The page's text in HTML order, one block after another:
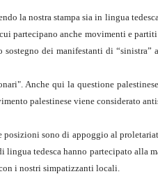
la nostra stampa sia in lingua
partecipano anche movimenti e partiti
dei manifestanti di “sinistra”
Anche qui la questione
palestinese viene considerato
sono di appoggio al
tedesca hanno partecipato alla
i nostri simpatizzanti locali.